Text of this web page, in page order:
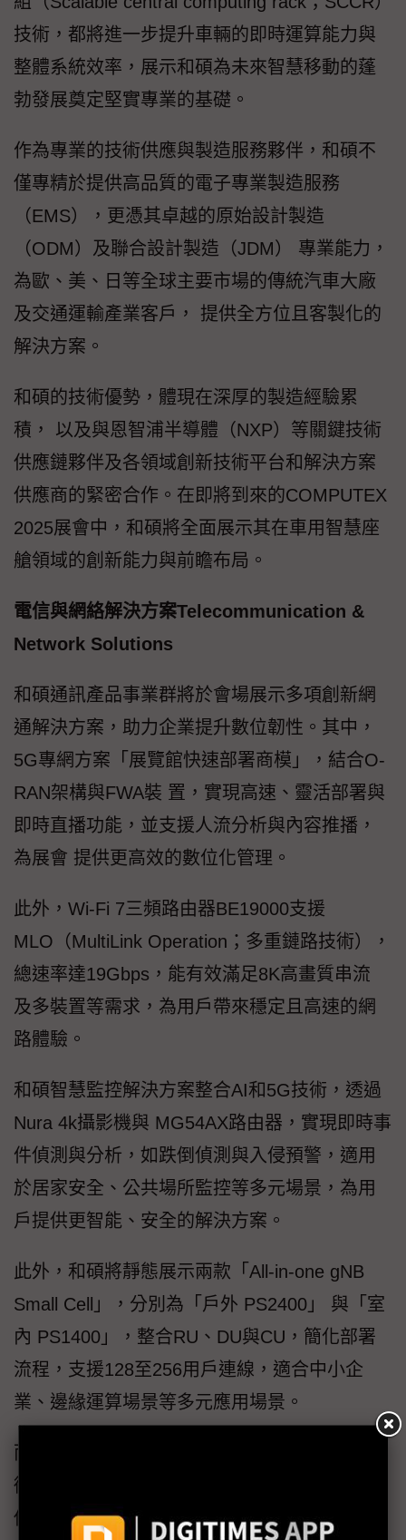
技術，都將進一步提升車輛的即時運算能力與
整體系統效率，展示和碩為未來智慧移動的蓬
勃發展奠定堅實專業的基礎。
作為專業的技術供應與製造服務夥伴，和碩不
僅專精於提供高品質的電子專業製造服務
（EMS），更憑其卓越的原始設計製造
（ODM）及聯合設計製造（JDM） 專業能力，
為歐、美、日等全球主要市場的傳統汽車大廠
及交通運輸產業客戶， 提供全方位且客製化的
解決方案。
和碩的技術優勢，體現在深厚的製造經驗累
積， 以及與恩智浦半導體（NXP）等關鍵技術
供應鏈夥伴及各領域創新技術平台和解決方案
供應商的緊密合作。在即將到來的COMPUTEX
2025展會中，和碩將全面展示其在車用智慧座
艙領域的創新能力與前瞻布局。
電信與網絡解決方案Telecommunication &
Network Solutions
和碩通訊產品事業群將於會場展示多項創新網
通解決方案，助力企業提升數位韌性。其中，
5G專網方案「展覽館快速部署商模」，結合O-
RAN架構與FWA裝 置，實現高速、靈活部署與
即時直播功能，並支援人流分析與內容推播，
為展會 提供更高效的數位化管理。
此外，Wi-Fi 7三頻路由器BE19000支援
MLO（MultiLink Operation；多重鏈路技術），
總速率達19Gbps，能有效滿足8K高畫質串流
及多裝置等需求，為用戶帶來穩定且高速的網
路體驗。
和碩智慧監控解決方案整合AI和5G技術，透過
Nura 4k攝影機與 MG54AX路由器，實現即時事
件偵測與分析，如跌倒偵測與入侵預警，適用
於居家安全、公共場所監控等多元場景，為用
戶提供更智能、安全的解決方案。
此外，和碩將靜態展示兩款「All-in-one gNB
Small Cell」，分別為「戶外 PS2400」 與「室
內 PS1400」，整合RU、DU與CU，簡化部署
流程，支援128至256用戶連線，適合中小企
業、邊緣運算場景等多元應用場景。
而PR1450系列則採用5G FR1 4T4R O-RU技
術，具備3GPP Rel-16合規性、URLLC超可靠
低延遲通信，專為室內環境提供高效穩定的5G